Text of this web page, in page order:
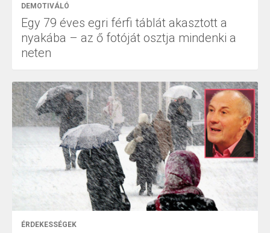
DEMOTIVÁLÓ
Egy 79 éves egri férfi táblát akasztott a
nyakába – az ő fotóját osztja mindenki a
neten
ÉRDEKESSÉGEK